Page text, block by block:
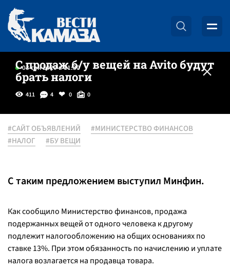
03 сен 2020 в 11:30
С продаж б/у вещей на Avito будут
брать налоги
411 4 0 0
#САЙТ ОБЪЯВЛЕНИЙ
#МИНИСТЕРСТВО ФИНАНСОВ
#НАЛОГ
#БУ ВЕЩИ
С таким предложением выступил Минфин.
Как сообщило Министерство финансов, продажа
подержанных вещей от одного человека к другому
подлежит налогообложению на общих основаниях по
ставке 13%. При этом обязанность по начислению и уплате
налога возлагается на продавца товара.